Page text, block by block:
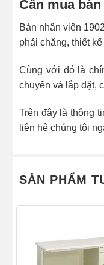
Cần mua
Bàn nhân viên
phải chăng, thiết
Cùng với đó là
chuyển và lắp đặt,
Trên đây là thông
liên hệ chúng tôi
SẢN PHẨM